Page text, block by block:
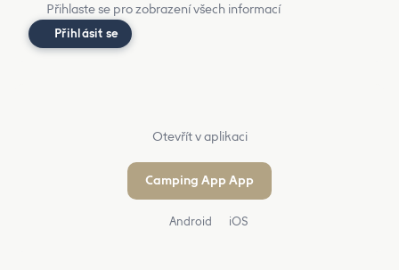
Přihlaste se pro zobrazení všech informací
Přihlásit se
Otevřít v aplikaci
Camping App App
Android iOS